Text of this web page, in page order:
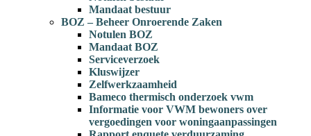
Mandaat bestuur
BOZ – Beheer Onroerende Zaken
Notulen BOZ
Mandaat BOZ
Serviceverzoek
Kluswijzer
Zelfwerkzaamheid
Bameco thermisch onderzoek vwm
Informatie voor VWM bewoners over
vergoedingen voor woningaanpassingen